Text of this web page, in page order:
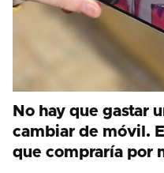
No hay que gastar
cambiar de móvil.
que compraría por